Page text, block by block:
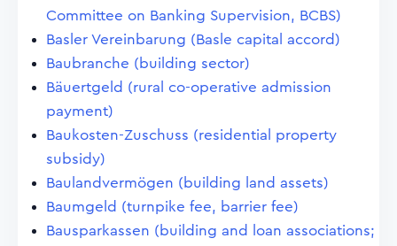
Committee on Banking Supervision, BCBS)
Basler Vereinbarung (Basle capital accord)
Baubranche (building sector)
Bäuertgeld (rural co-operative admission
payment)
Baukosten-Zuschuss (residential property
subsidy)
Baulandvermögen (building land assets)
Baumgeld (turnpike fee, barrier fee)
Bausparkassen (building and loan associations;